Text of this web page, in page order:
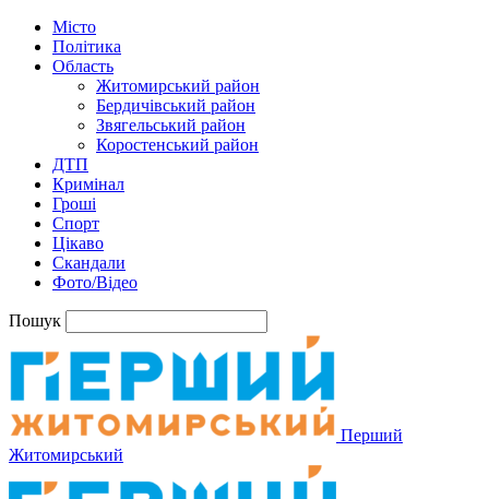
Місто
Політика
Область
Житомирський район
Бердичівський район
Звягельський район
Коростенський район
ДТП
Кримінал
Гроші
Спорт
Цікаво
Скандали
Фото/Відео
Пошук
Перший
Житомирський